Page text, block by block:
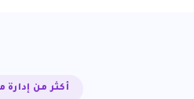
أكثر من إدارة